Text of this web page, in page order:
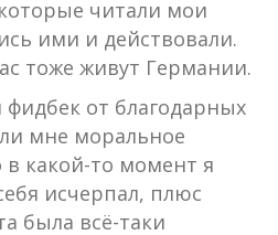
читали мои
ими и действовали.
тоже живут Германии.
фидбек от благодарных
мне моральное
какой-то момент я
исчерпал, плюс
была всё-таки